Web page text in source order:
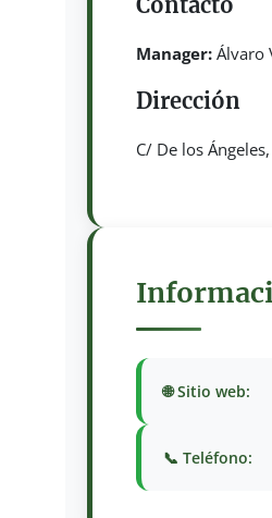
Manager:Álvaro
Dirección
C/ De los
🌐 Sitio web:
📞 Teléfono: